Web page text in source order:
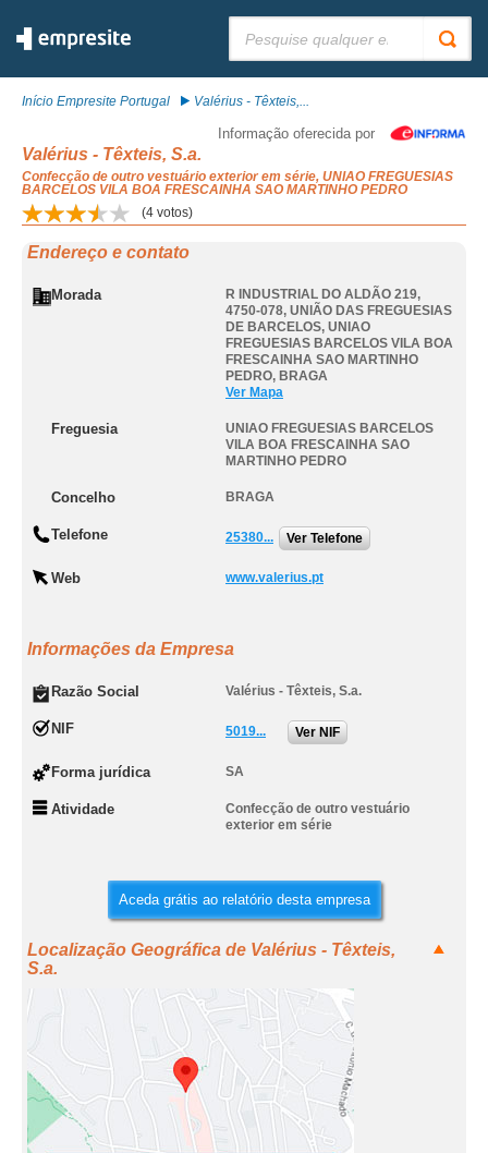
Início Empresite Portugal Valérius - Têxteis,...
Informação oferecida por
Valérius - Têxteis, S.a.
Confecção de outro vestuário exterior em série, UNIAO FREGUESIAS
BARCELOS VILA BOA FRESCAINHA SAO MARTINHO PEDRO
(4 votos)
Endereço e contato
Morada
R INDUSTRIAL DO ALDÃO 219,
4750-078, UNIÃO DAS FREGUESIAS
DE BARCELOS, UNIAO
FREGUESIAS BARCELOS VILA BOA
FRESCAINHA SAO MARTINHO
PEDRO, BRAGA
Ver Mapa
Freguesia
UNIAO FREGUESIAS BARCELOS
VILA BOA FRESCAINHA SAO
MARTINHO PEDRO
Concelho BRAGA
Telefone 25380... Ver Telefone
Web www.valerius.pt
Informações da Empresa
Razão Social Valérius - Têxteis, S.a.
NIF 5019... Ver NIF
Forma jurídica SA
Atividade
Confecção de outro vestuário
exterior em série
Aceda grátis ao relatório desta empresa
Localização Geográfica de Valérius - Têxteis,
S.a.